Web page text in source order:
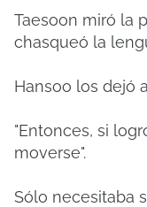
Taesoon miró la
chasqueó la
Hansoo los dejó
"Entonces, si
moverse".
Sólo necesitaba